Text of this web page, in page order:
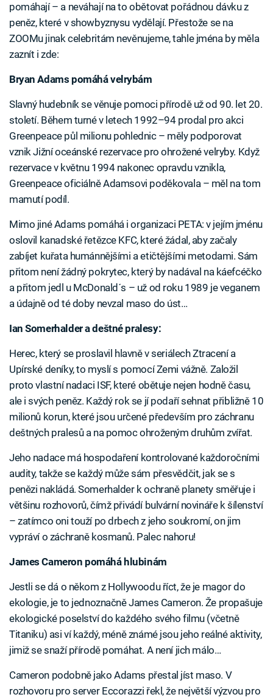
pomáhají – a neváhají na to obětovat pořádnou dávku z
peněz, které v showbyznysu vydělají. Přestože se na
ZOOMu jinak celebritám nevěnujeme, tahle jména by měla
zaznít i zde:
Bryan Adams pomáhá velrybám
Slavný hudebník se věnuje pomoci přírodě už od 90. let 20.
století. Během turné v letech 1992–94 prodal pro akci
Greenpeace půl milionu pohlednic – měly podporovat
vznik Jižní oceánské rezervace pro ohrožené velryby. Když
rezervace v květnu 1994 nakonec opravdu vznikla,
Greenpeace oficiálně Adamsovi poděkovala – měl na tom
mamutí podíl.
Mimo jiné Adams pomáhá i organizaci PETA: v jejím jménu
oslovil kanadské řetězce KFC, které žádal, aby začaly
zabíjet kuřata humánnějšími a etičtějšími metodami. Sám
přitom není žádný pokrytec, který by nadával na káefcéčko
a přitom jedl u McDonald´s – už od roku 1989 je veganem
a údajně od té doby nevzal maso do úst…
Ian Somerhalder a deštné pralesy:
Herec, který se proslavil hlavně v seriálech Ztracení a
Upírské deníky, to myslí s pomocí Zemi vážně. Založil
proto vlastní nadaci ISF, které obětuje nejen hodně času,
ale i svých peněz. Každý rok se jí podaří sehnat přibližně 10
milionů korun, které jsou určené především pro záchranu
deštných pralesů a na pomoc ohroženým druhům zvířat.
Jeho nadace má hospodaření kontrolované každoročními
audity, takže se každý může sám přesvědčit, jak se s
penězi nakládá. Somerhalder k ochraně planety směřuje i
většinu rozhovorů, čímž přivádí bulvární novináře k šílenství
– zatímco oni touží po drbech z jeho soukromí, on jim
vypráví o záchraně kosmanů. Palec nahoru!
James Cameron pomáhá hlubinám
Jestli se dá o někom z Hollywoodu říct, že je magor do
ekologie, je to jednoznačně James Cameron. Že propašuje
ekologické poselství do každého svého filmu (včetně
Titaniku) asi ví každý, méně známé jsou jeho reálné aktivity,
jimiž se snaží přírodě pomáhat. A není jich málo…
Cameron podobně jako Adams přestal jíst maso. V
rozhovoru pro server Eccorazzi řekl, že největší výzvou pro